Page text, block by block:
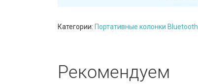
Категории: Портативные колонки Bluetooth
Рекомендуем